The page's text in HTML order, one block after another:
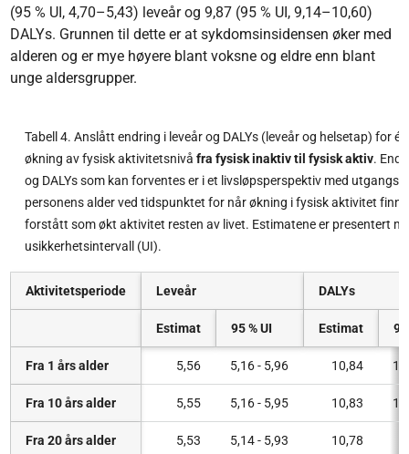
(95 % UI, 4,70–5,43) leveår og 9,87 (95 % UI, 9,14–10,60)
DALYs. Grunnen til dette er at sykdomsinsidensen øker med
alderen og er mye høyere blant voksne og eldre enn blant
unge aldersgrupper.
Tabell 4. Anslått endring i leveår og DALYs (leveår og helsetap) for
økning av fysisk aktivitetsnivåfra fysisk inaktiv til fysisk aktiv.
og DALYs som kan forventes er i et livsløpsperspektiv med
personens alder ved tidspunktet for når økning i fysisk aktivitet
forstått som økt aktivitet resten av livet. Estimatene er presentert
usikkerhetsintervall (UI).
Aktivitetsperiode Leveår DALYs
Estimat 95 % UI Estimat 95
Fra 1 års alder 5,56 5,16 - 5,96 10,84
Fra 10 års alder 5,55 5,16 - 5,95 10,83
Fra 20 års alder 5,53 5,14 - 5,93 10,78